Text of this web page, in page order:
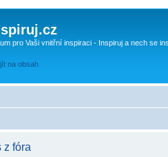
pro Vaši vnitřní inspiraci - Inspiruj a nech se
na obsah
z fóra